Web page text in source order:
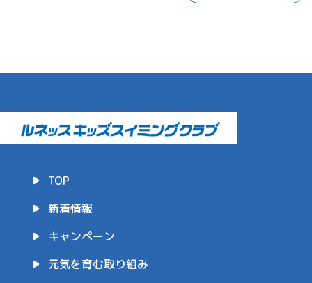
TOP
新着情報
キャンペーン
元気を育む取り組み